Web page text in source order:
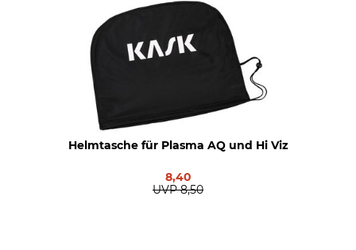
Helmtasche für Plasma AQ und Hi Viz
8,40
UVP 8,50